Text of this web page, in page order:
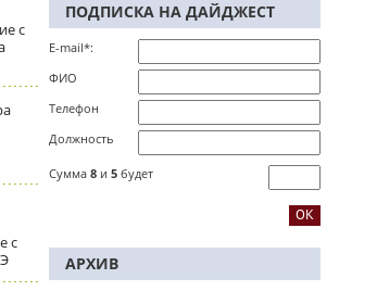
с
с
ПОДПИСКА НА ДАЙДЖЕСТ
E-mail*:
ФИО
Телефон
Должность
Сумма 8 и 5 будет
АРХИВ